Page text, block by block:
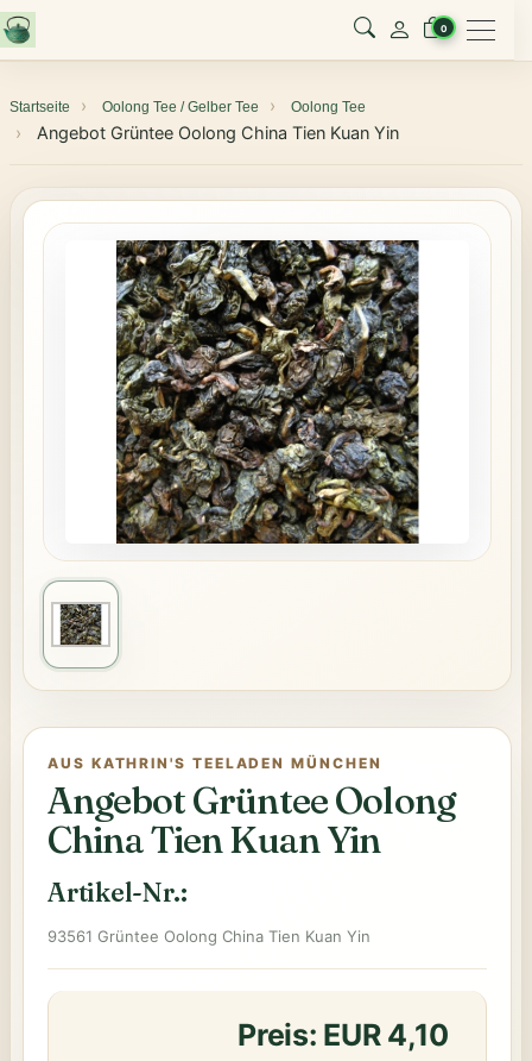
0 Menu
Startseite Oolong Tee / Gelber Tee Oolong Tee
Angebot Grüntee Oolong China Tien Kuan Yin
AUS KATHRIN'S TEELADEN MÜNCHEN
Angebot Grüntee Oolong
China Tien Kuan Yin
Artikel-Nr.:
93561 Grüntee Oolong China Tien Kuan Yin
Preis: EUR 4,10